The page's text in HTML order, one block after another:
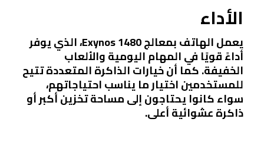
الأداء
يعمل الهاتف بمعالجExynos 1480، الذي يوفر
أداءً قويًا في المهام اليومية والألعاب
الخفيفة. كما أن خيارات الذاكرة المتعددة تتيح
للمستخدمين اختيار ما يناسب احتياجاتهم،
سواء كانوا يحتاجون إلى مساحة تخزين أكبر أو
ذاكرة عشوائية أعلى.